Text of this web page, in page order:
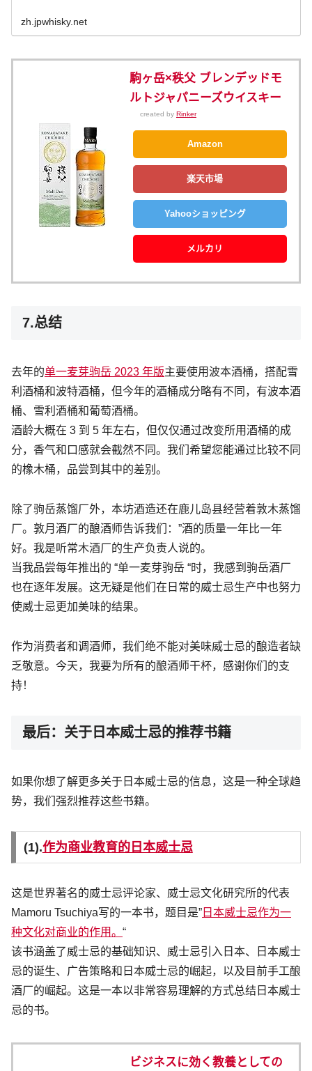
zh.jpwhisky.net
駒ヶ岳×秩父 ブレンデッドモ
ルトジャパニーズウイスキー
created by Rinker
Amazon
楽天市場
Yahooショッピング
メルカリ
7.总结
去年的单一麦芽驹岳 2023 年版主要使用波本酒桶，搭配雪
利酒桶和波特酒桶，但今年的酒桶成分略有不同，有波本酒
桶、雪利酒桶和葡萄酒桶。
酒龄大概在 3 到 5 年左右，但仅仅通过改变所用酒桶的成
分，香气和口感就会截然不同。我们希望您能通过比较不同
的橡木桶，品尝到其中的差别。
除了驹岳蒸馏厂外，本坊酒造还在鹿儿岛县经营着敦木蒸馏
厂。敦月酒厂的酿酒师告诉我们：”酒的质量一年比一年
好。我是听常木酒厂的生产负责人说的。
当我品尝每年推出的 “单一麦芽驹岳 “时，我感到驹岳酒厂
也在逐年发展。这无疑是他们在日常的威士忌生产中也努力
使威士忌更加美味的结果。
作为消费者和调酒师，我们绝不能对美味威士忌的酿造者缺
乏敬意。今天，我要为所有的酿酒师干杯，感谢你们的支
持！
最后：关于日本威士忌的推荐书籍
如果你想了解更多关于日本威士忌的信息，这是一种全球趋
势，我们强烈推荐这些书籍。
(1).作为商业教育的日本威士忌
这是世界著名的威士忌评论家、威士忌文化研究所的代表
Mamoru Tsuchiya写的一本书，题目是” 日本威士忌作为一
种文化对商业的作用。 “
该书涵盖了威士忌的基础知识、威士忌引入日本、日本威士
忌的诞生、广告策略和日本威士忌的崛起，以及目前手工酿
酒厂的崛起。这是一本以非常容易理解的方式总结日本威士
忌的书。
ビジネスに効く教養としての